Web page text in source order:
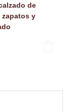
de
zapatos y